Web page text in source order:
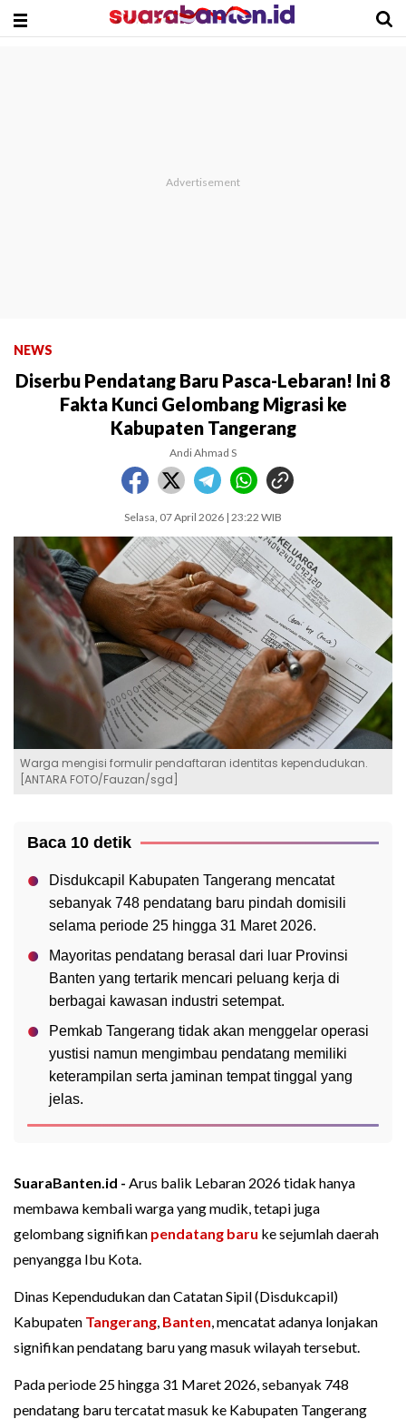
NEWS
Diserbu Pendatang Baru Pasca-Lebaran! Ini 8
Fakta Kunci Gelombang Migrasi ke
Kabupaten Tangerang
Andi Ahmad S
Selasa, 07 April 2026 | 23:22 WIB
Warga mengisi formulir pendaftaran identitas kependudukan.
[ANTARA FOTO/Fauzan/sgd]
Baca 10 detik
Disdukcapil Kabupaten Tangerang mencatat
sebanyak 748 pendatang baru pindah domisili
selama periode 25 hingga 31 Maret 2026.
Mayoritas pendatang berasal dari luar Provinsi
Banten yang tertarik mencari peluang kerja di
berbagai kawasan industri setempat.
Pemkab Tangerang tidak akan menggelar operasi
yustisi namun mengimbau pendatang memiliki
keterampilan serta jaminan tempat tinggal yang
jelas.
SuaraBanten.id - Arus balik Lebaran 2026 tidak hanya
membawa kembali warga yang mudik, tetapi juga
gelombang signifikan pendatang baru ke sejumlah daerah
penyangga Ibu Kota.
Dinas Kependudukan dan Catatan Sipil (Disdukcapil)
Kabupaten Tangerang, Banten, mencatat adanya lonjakan
signifikan pendatang baru yang masuk wilayah tersebut.
Pada periode 25 hingga 31 Maret 2026, sebanyak 748
pendatang baru tercatat masuk ke Kabupaten Tangerang